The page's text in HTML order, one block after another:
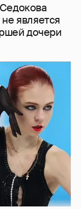
является
дочери